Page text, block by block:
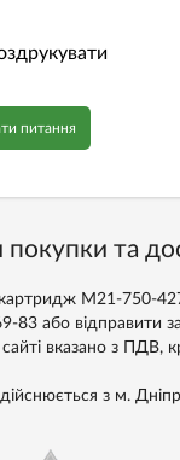
питання
покупки та
M21-750-
83 або відправити
сайті вказано з ПДВ,
з м.